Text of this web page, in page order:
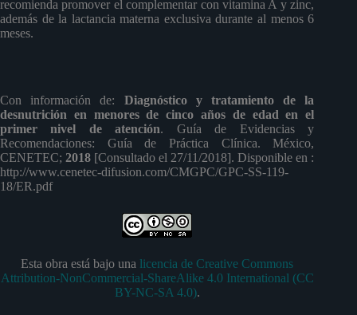
recomienda promover el complementar con vitamina A y zinc,
además de la lactancia materna exclusiva durante al menos 6
meses.
Con información de: Diagnóstico y tratamiento de la
desnutrición en menores de cinco años de edad en el
primer nivel de atención. Guía de Evidencias y
Recomendaciones: Guía de Práctica Clínica. México,
CENETEC; 2018 [Consultado el 27/11/2018]. Disponible en :
http://www.cenetec-difusion.com/CMGPC/GPC-SS-119-
18/ER.pdf
Esta obra está bajo una licencia de Creative Commons
Attribution-NonCommercial-ShareAlike 4.0 International (CC
BY-NC-SA 4.0).